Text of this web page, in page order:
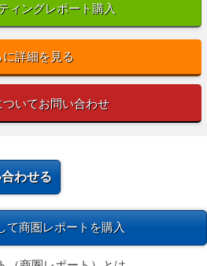
ィングレポート購入
に詳細を見る
ついてお問い合わせ
て商圏レポートを購入